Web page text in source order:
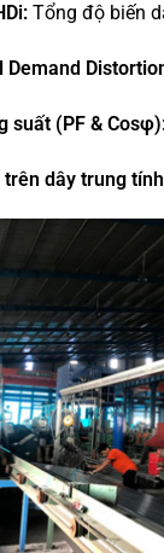
Tổng độ biến
Demand
suất (PF &
trên dây trung